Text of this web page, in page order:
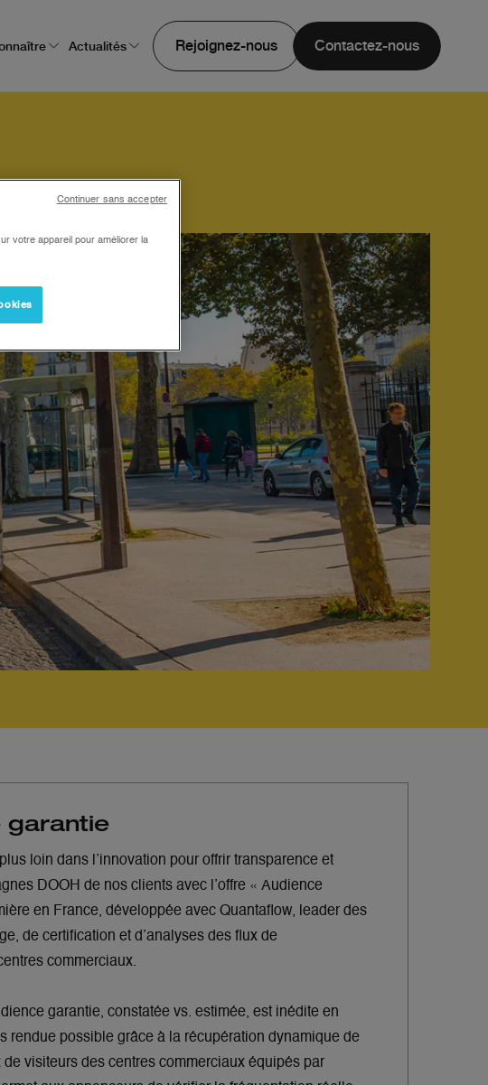
Actualités Rejoignez-nous Contactez-nous
garantie
loin dans l’innovation pour offrir transparence et
DOOH de nos clients avec l’offre « Audience
en France, développée avec Quantaflow, leader des
de certification et d’analyses des flux de
commerciaux.
garantie, constatée vs. estimée, est inédite en
rendue possible grâce à la récupération dynamique de
de visiteurs des centres commerciaux équipés par
votre appareil pour améliorer la
Continuer sans accepter